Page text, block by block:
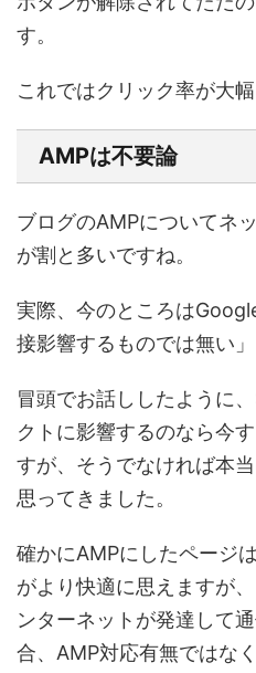
す。
これではクリック率が大幅
AMPは不要論
ブログのAMPについてネ
が割と多いですね。
実際、今のところは
接影響するものでは無い
冒頭でお話ししたように
クトに影響するのなら今
すが、そうでなければ本
思ってきました。
確かにAMPにしたページ
がより快適に思えますが
ンターネットが発達して
合、AMP対応有無ではな